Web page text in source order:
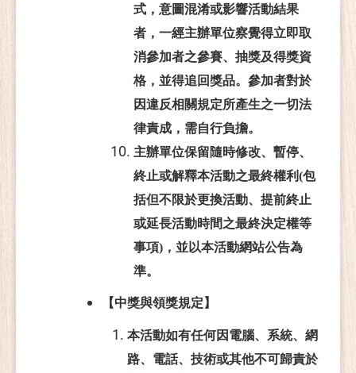
式，意圖混淆或影響活動結果
者，一經主辦單位察覺得立即取
消參加者之參賽、抽獎及得獎資
格，並得追回獎品。參加者對於
因違反相關規定所產生之一切法
律責成，需自行負擔。
主辦單位保留隨時修改、暫停、
終止或解釋本活動之最終權利(包
括但不限於更換活動、提前終止
或延長活動時間之最終決定權等
事項)，並以本活動網站公告為
準。
【中獎與領獎規定】
本活動如有任何因電腦、系統、網
路、電話、技術或其他不可歸責於